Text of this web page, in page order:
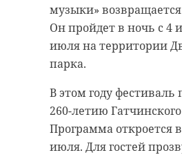
музыки»
Он пройдет в ночь с 4
июля на территории
парка.
В этом году
260-летию
Программа откроется
июля. Для гостей